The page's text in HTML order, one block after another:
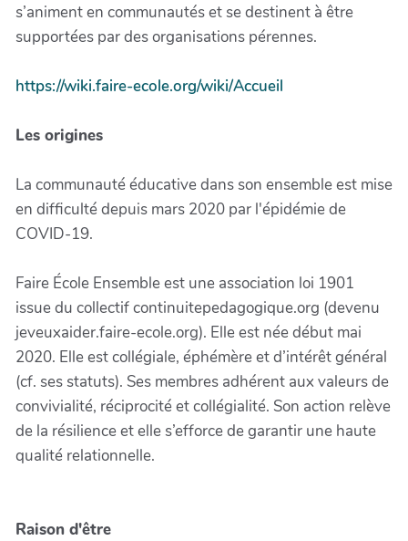
s’animent en communautés et se destinent à être
supportées par des organisations pérennes.
https://wiki.faire-ecole.org/wiki/Accueil
Les origines
La communauté éducative dans son ensemble est mise
en difficulté depuis mars 2020 par l'épidémie de
COVID-19.
Faire École Ensemble est une association loi 1901
issue du collectif continuitepedagogique.org (devenu
jeveuxaider.faire-ecole.org). Elle est née début mai
2020. Elle est collégiale, éphémère et d’intérêt général
(cf. ses statuts). Ses membres adhérent aux valeurs de
convivialité, réciprocité et collégialité. Son action relève
de la résilience et elle s’efforce de garantir une haute
qualité relationnelle.
Raison d'être